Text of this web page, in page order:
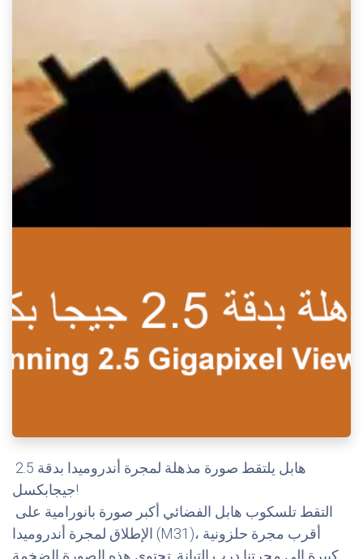
جيجابكسل!
الإطلاق لمجرة أندروميدا (M31)، أقرب مجرة حلزونية
كبيرة إلى مجرتنا درب التبانة. تحتوي هذه الصورة الضخمة